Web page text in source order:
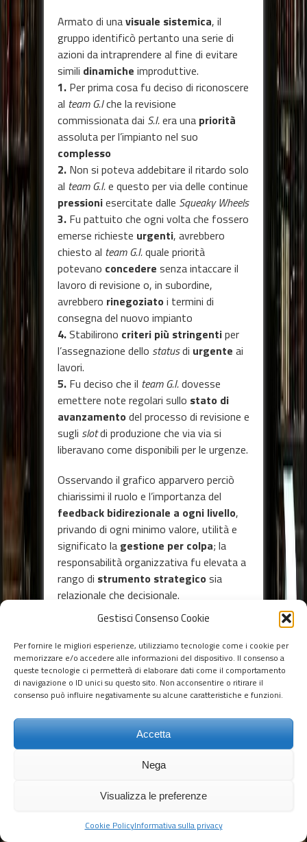
Gestisci Consenso Cookie
Per fornire le migliori esperienze, utilizziamo tecnologie come i cookie per
memorizzare e/o accedere alle informazioni del dispositivo. Il consenso a
queste tecnologie ci permetterà di elaborare dati come il comportamento
di navigazione o ID unici su questo sito. Non acconsentire o ritirare il
consenso può influire negativamente su alcune caratteristiche e funzioni.
Accetta
Nega
Visualizza le preferenze
Cookie PolicyInformativa sulla privacy
Armato di unavisuale sistemica, il
gruppo identificò pertanto una serie di
azioni da intraprendere al fine di evitare
simili dinamiche improduttive.
1. Per prima cosa fu deciso di riconoscere
al team G.Iche la revisione
commissionata dai S.I.era una priorità
assoluta per l’impianto nel suo
complesso
2. Non si poteva addebitare il ritardo solo
al team G.I.e questo per via delle continue
pressioniesercitate dalle Squeaky Wheels
3. Fu pattuito che ogni volta che fossero
emerse richieste urgenti, avrebbero
chiesto al team G.I.quale priorità
potevano concedere senza intaccare il
lavoro di revisione o, in subordine,
avrebbero rinegoziato i termini di
consegna del nuovo impianto
4.Stabilirono criteri più stringentiper
l’assegnazione dello statusdi urgente ai
lavori.
5. Fu deciso che il team G.I.dovesse
emettere note regolari sullo stato di
avanzamento del processo di revisione e
sugli slotdi produzione che via via si
liberavano come disponibili per le urgenze.
Osservando il grafico apparvero perciò
chiarissimi il ruolo e l’importanza del
feedback bidirezionale a ogni livello,
privando di ogni minimo valore, utilità e
significato la gestione per colpa; la
responsabilità organizzativa fu elevata a
rango di strumento strategico sia
relazionale che decisionale.
Non vergognarti di volere che
ti sia insegnato ciò che non sai.
mentre è una colpa non voler
Porcio Catone -
Sviluppare la responsabilità è una
coraggioevolontà di imparare